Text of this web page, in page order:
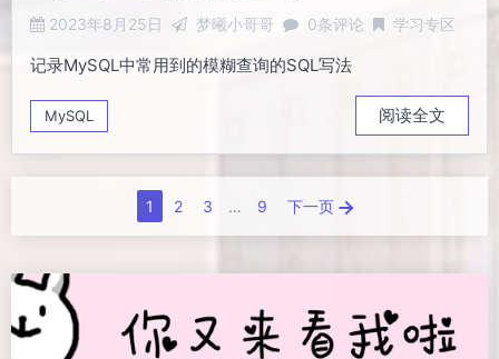
2023年8月25日 梦曦小哥哥 0条评论 学习专区
记录MySQL中常用到的模糊查询的SQL写法
MySQL 阅读全文
1 2 3 … 9 下一页